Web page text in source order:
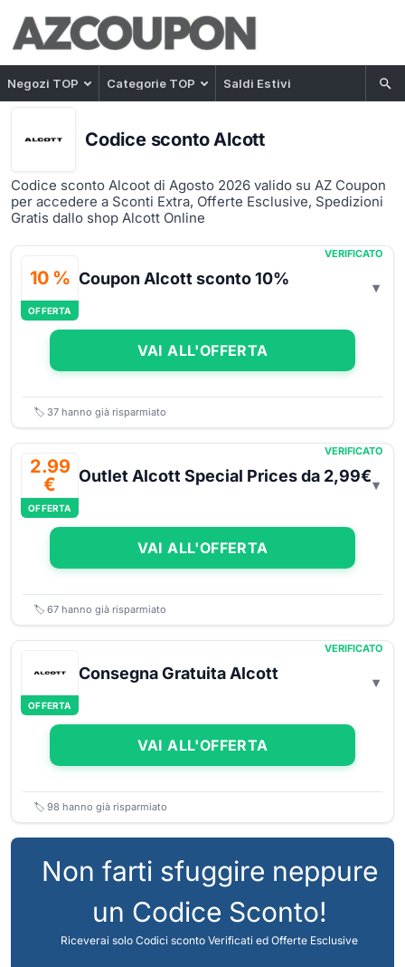
Negozi TOP Categorie TOP Saldi Estivi
Codice sconto Alcott
Codice sconto Alcoot di Agosto 2026 valido su AZ Coupon
per accedere a Sconti Extra, Offerte Esclusive, Spedizioni
Gratis dallo shop Alcott Online
10 %
OFFERTA
VERIFICATO
Coupon Alcott sconto 10%
VAI ALL'OFFERTA
🏷️ 37 hanno già risparmiato
2.99
€
OFFERTA
VERIFICATO
Outlet Alcott Special Prices da 2,99€
VAI ALL'OFFERTA
🏷️ 67 hanno già risparmiato
OFFERTA
VERIFICATO
Consegna Gratuita Alcott
VAI ALL'OFFERTA
🏷️ 98 hanno già risparmiato
Non farti sfuggire neppure
un Codice Sconto!
Riceverai solo Codici sconto Verificati ed Offerte Esclusive